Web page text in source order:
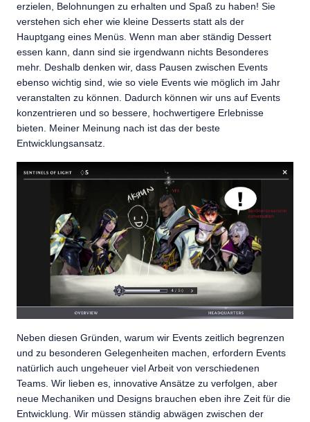
erzielen, Belohnungen zu erhalten und Spaß zu haben! Sie
verstehen sich eher wie kleine Desserts statt als der
Hauptgang eines Menüs. Wenn man aber ständig Dessert
essen kann, dann sind sie irgendwann nichts Besonderes
mehr. Deshalb denken wir, dass Pausen zwischen Events
ebenso wichtig sind, wie so viele Events wie möglich im Jahr
veranstalten zu können. Dadurch können wir uns auf Events
konzentrieren und so bessere, hochwertigere Erlebnisse
bieten. Meiner Meinung nach ist das der beste
Entwicklungsansatz.
Neben diesen Gründen, warum wir Events zeitlich begrenzen
und zu besonderen Gelegenheiten machen, erfordern Events
natürlich auch ungeheuer viel Arbeit von verschiedenen
Teams. Wir lieben es, innovative Ansätze zu verfolgen, aber
neue Mechaniken und Designs brauchen eben ihre Zeit für die
Entwicklung. Wir müssen ständig abwägen zwischen der